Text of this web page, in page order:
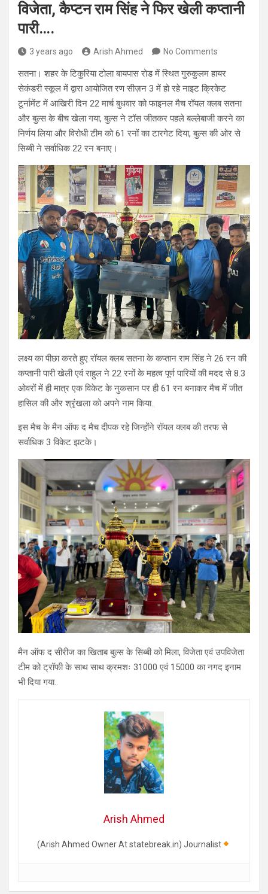
विजेता, कैप्टन राम सिंह ने फिर खेली कप्तानी
पारी….
3 years ago Arish Ahmed No Comments
सतना। शहर के टिकुरिया टोला बायपास रोड में स्थित गुरुकुलम हायर
सेकंडरी स्कूल में द्वारा आयोजित रण सीज़न 3 में हो रहे नाइट क्रिकेट
टूर्नामेंट में आखिरी दिन 22 मार्च बुधवार को फाइनल मैच रॉयल क्लब सतना
और बुल्स के बीच खेला गया, बुल्स ने टॉस जीतकर पहले बल्लेबाजी करने का
निर्णय लिया और विरोधी टीम को 61 रनों का टारगेट दिया, बुल्स की ओर से
सिब्बी ने सर्वाधिक 22 रन बनाए।
लक्ष्य का पीछा करते हुए रॉयल क्लब सतना के कप्तान राम सिंह ने 26 रन की
कप्तानी पारी खेली एवं राहुल ने 22 रनों के महत्व पूर्ण पारियों की मदद से 8.3
ओवरों में ही मात्र एक विकेट के नुकसान पर ही 61 रन बनाकर मैच में जीत
हासिल की और श्रृंखला को अपने नाम किया..
इस मैच के मैन ऑफ द मैच दीपक रहे जिन्होंने रॉयल क्लब की तरफ से
सर्वाधिक 3 विकेट झटके।
मैन ऑफ द सीरीज का खिताब बुल्स के सिब्बी को मिला, विजेता एवं उपविजेता
टीम को ट्रॉफी के साथ साथ क्रमशः 31000 एवं 15000 का नगद इनाम
भी दिया गया..
Arish Ahmed
(Arish Ahmed Owner At statebreak.in) Journalist